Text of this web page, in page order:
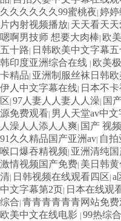
久久久久久久99蜜桃夜| 婷婷
片内射视频播放| 天天看天
嗯啊男技师 想要大肉棒| 欧
五十路| 日韩欧美中文字幕五
韩印度亚洲综合在线 | 欧美
卡精品| 亚洲制服丝袜日韩欧
伊人中文字幕在线| 日本不
区| 97人妻人人妻人人澡| 国
源免费观看| 男人天堂av中文
人澡人人添人人爽| 国产 视
91久久精品国产亚洲av| 自
喉口爆吞精视频| 亚洲清纯国
激情视频国产免费| 美日韩
清| 日韩视频在线观看四区| a
中文字幕第2页| 日本在线观
综合| 青青青青青青网站免
欧美中文在线电影 | 99热综